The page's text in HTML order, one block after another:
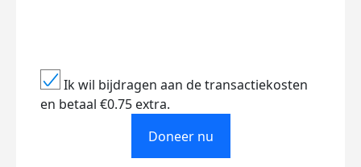
Ik wil bijdragen aan de transactiekosten
en betaal €0.75 extra.
Doneer nu